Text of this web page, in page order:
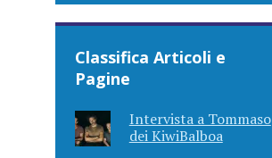
Classifica Articoli e
Pagine
Intervista a Tommaso
dei KiwiBalboa